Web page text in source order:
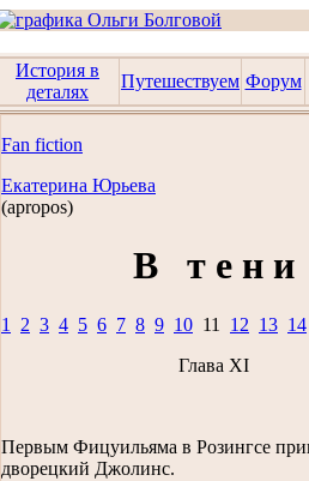
История в
деталях
Путешествуем Форум
Fan fiction
Екатерина Юрьева
(аpropos)
В т е н и
1 2 3 4 5 6 7 8 9 10 11 12 13 14
Глава XI
Первым Фицуильяма в Розингсе
дворецкий Джолинс.